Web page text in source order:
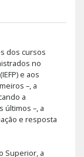
dos cursos
no
e aos
–, a
a
últimos –, a
e resposta
Superior, a